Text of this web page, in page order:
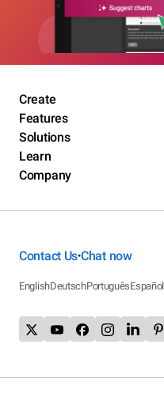
Create
Features
Solutions
Learn
Company
Contact Us•Chat now
EnglishDeutschPortuguêsEspañol